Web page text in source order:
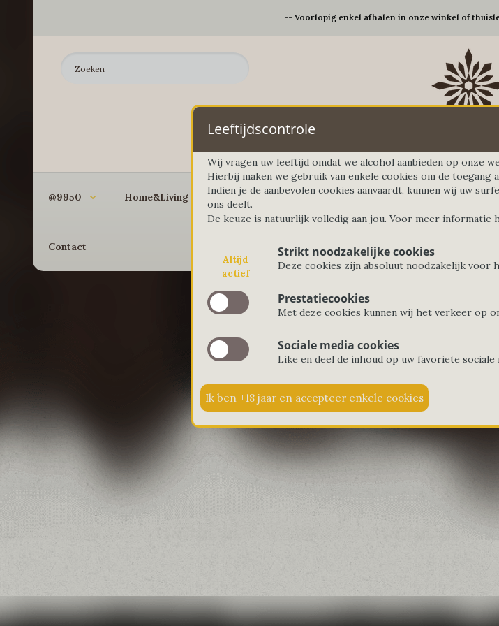
-- Voorlopig enkel afhalen in onze winkel of
@9950 Home&Living Koken&Bakken Gedekte tafel
Contact
Leeftijdscontrole
Wij vragen uw leeftijd omdat we alcohol aanbieden op onze
Hierbij maken we gebruik van enkele cookies om de toegang
Indien je de aanbevolen cookies aanvaardt, kunnen wij uw
ons deelt.
De keuze is natuurlijk volledig aan jou. Voor meer informatie
Altijd
actief
Strikt noodzakelijke cookies
Deze cookies zijn absoluut noodzakelijk voor
Prestatiecookies
Met deze cookies kunnen wij het verkeer op
Sociale media cookies
Like en deel de inhoud op uw favoriete